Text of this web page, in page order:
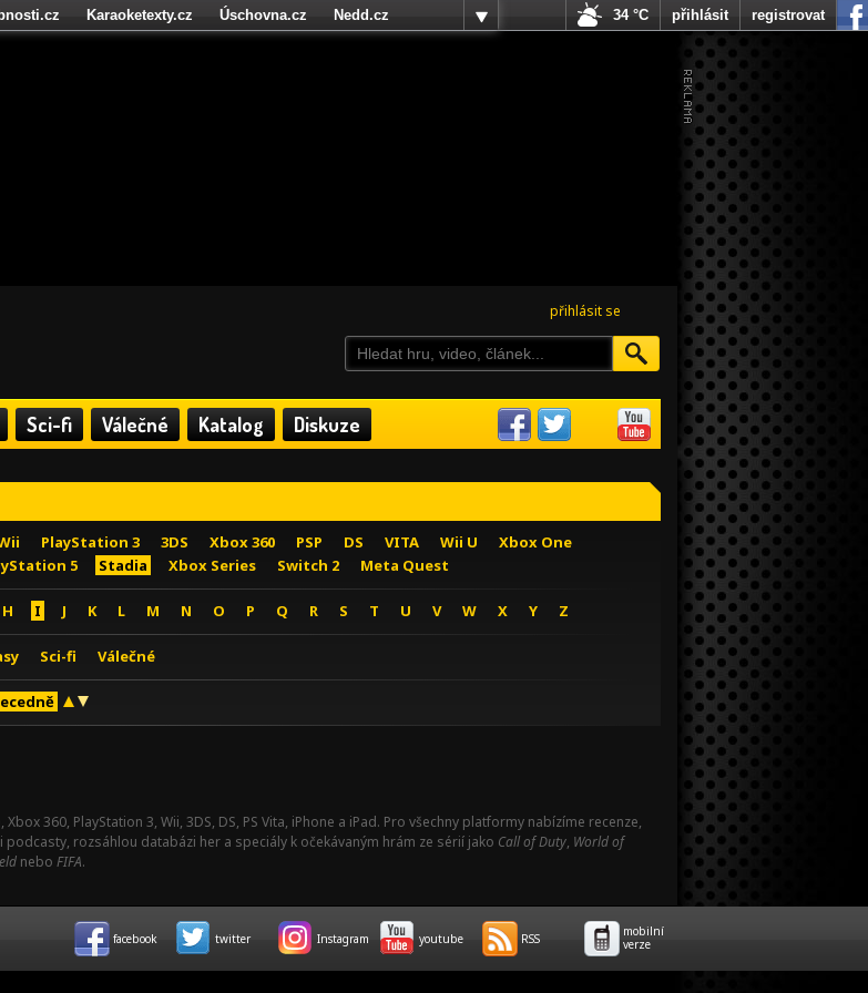
přihlásit se
Sci-fi Válečné Katalog Diskuze
PlayStation 3 3DS Xbox 360 PSP DS VITA Wii U
Xbox One
5 Stadia Xbox Series Switch 2 Meta Quest
H I J K L M N O P Q R S T U V W X Y Z
Sci-fi Válečné
Xbox 360, PlayStation 3, Wii, 3DS, DS, PS Vita, iPhone a iPad. Pro všechny platformy nabízíme recenze,
rozsáhlou databázi her a speciály k očekávaným hrám ze sérií jako Call of Duty, World of
nebo FIFA.
Karaoketexty.cz Úschovna.cz
Nedd.cz
34 °C přihlásit registrovat
facebook twitter Instagram youtube RSS
mobilní
verze